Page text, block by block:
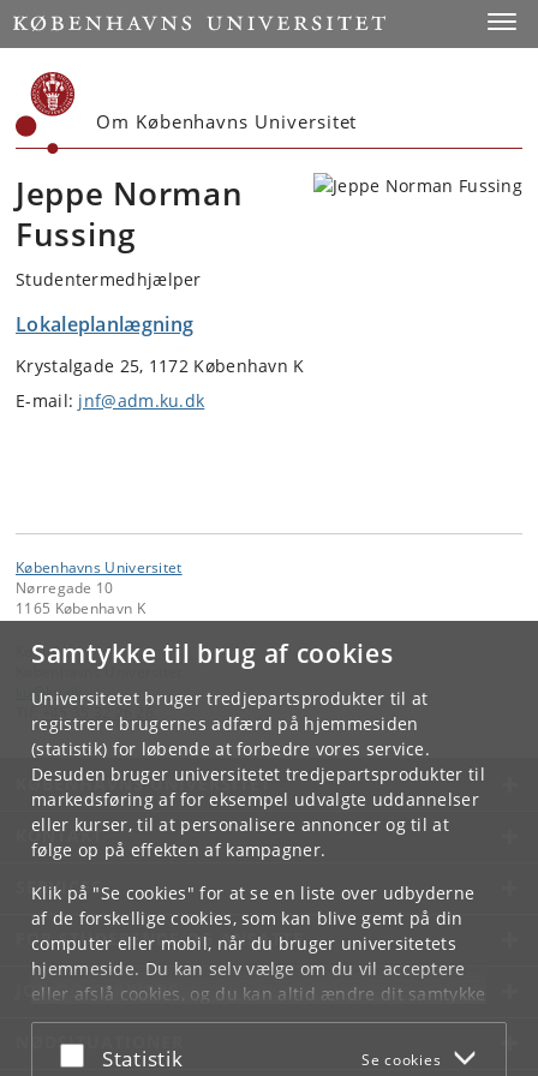
Samtykke til brug af cookies
Universitetet bruger tredjepartsprodukter til at
registrere brugernes adfærd på hjemmesiden
(statistik) for løbende at forbedre vores service.
Desuden bruger universitetet tredjepartsprodukter til
markedsføring af for eksempel udvalgte uddannelser
eller kurser, til at personalisere annoncer og til at
følge op på effekten af kampagner.
Klik på "Se cookies" for at se en liste over udbyderne
af de forskellige cookies, som kan blive gemt på din
computer eller mobil, når du bruger universitetets
hjemmeside. Du kan selv vælge om du vil acceptere
eller afslå cookies, og du kan altid ændre dit samtykke
underCookie- og privatlivspolitiksom du finder i
bunden af hver side.
Acceptér eller afslå
Statistik Se cookies
Start
Om Københavns Universitet
Jeppe Norman
Fussing
Studentermedhjælper
Lokaleplanlægning
Krystalgade 25, 1172 København K
E-mail: jnf@adm.ku.dk
Københavns Universitet
Nørregade 10
1165 København K
Kontakt:
Københavns Universitet
@ku.dk
KØBENHAVNS UNIVERSITET
KONTAKT
SERVICES
FOR STUDERENDE OG ANSATTE
JOB OG KARRIERE
NØDSITUATIONER